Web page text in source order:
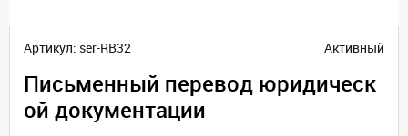
Артикул: ser-RB32 Активный
Письменный перевод юридическ
ой документации